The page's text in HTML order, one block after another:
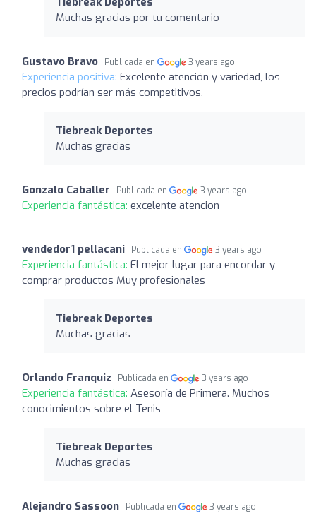
Muchas gracias por tu comentario
Gustavo Bravo Publicada en 3 years ago
Experiencia positiva: Excelente atención y variedad, los
precios podrían ser más competitivos.
Tiebreak Deportes
Muchas gracias
Gonzalo Caballer Publicada en 3 years ago
Experiencia fantástica: excelente atencion
vendedor1 pellacani Publicada en 3 years ago
Experiencia fantástica: El mejor lugar para encordar y
comprar productos Muy profesionales
Tiebreak Deportes
Muchas gracias
Orlando Franquiz Publicada en 3 years ago
Experiencia fantástica: Asesoría de Primera. Muchos
conocimientos sobre el Tenis
Tiebreak Deportes
Muchas gracias
Alejandro Sassoon Publicada en 3 years ago